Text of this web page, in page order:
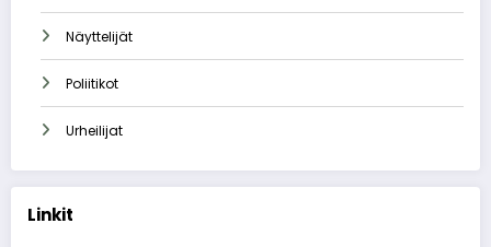
Näyttelijät
Poliitikot
Urheilijat
Linkit